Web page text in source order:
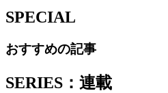
SPECIAL
おすすめの記事
SERIES：連載